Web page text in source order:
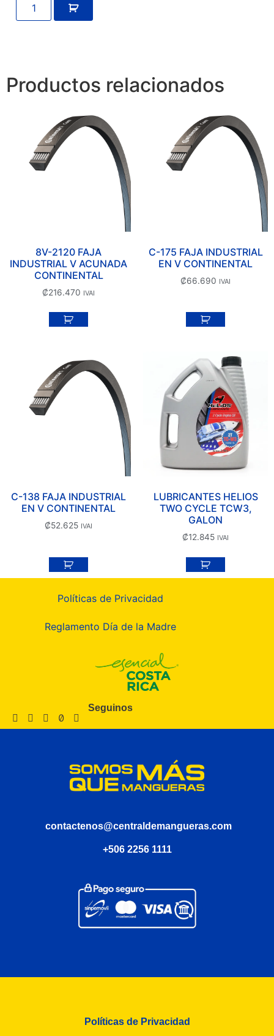
Productos relacionados
8V-2120 FAJA
INDUSTRIAL V ACUNADA
CONTINENTAL
₡216.470 IVAI
C-175 FAJA INDUSTRIAL
EN V CONTINENTAL
₡66.690 IVAI
C-138 FAJA INDUSTRIAL
EN V CONTINENTAL
₡52.625 IVAI
LUBRICANTES HELIOS
TWO CYCLE TCW3,
GALON
₡12.845 IVAI
Políticas de Privacidad
Reglamento Día de la Madre
Seguinos
contactenos@centraldemangueras.com
+506 2256 1111
Políticas de Privacidad